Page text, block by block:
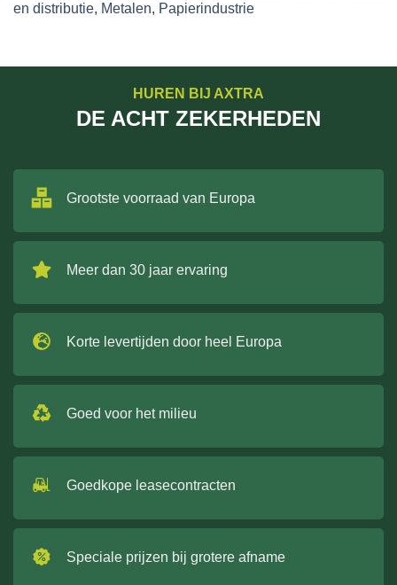
en distributie, Metalen, Papierindustrie
HUREN BIJ AXTRA
DE ACHT ZEKERHEDEN
Grootste voorraad van Europa
Meer dan 30 jaar ervaring
Korte levertijden door heel Europa
Goed voor het milieu
Goedkope leasecontracten
Speciale prijzen bij grotere afname